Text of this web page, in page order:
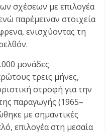
σχέσεων με επιλογέα
παρέμειναν στοιχεία
ενισχύοντας τη
μονάδες
τρεις μήνες,
στροφή για την
παραγωγής (1965–
με σημαντικές
επιλογέα στη μεσαία